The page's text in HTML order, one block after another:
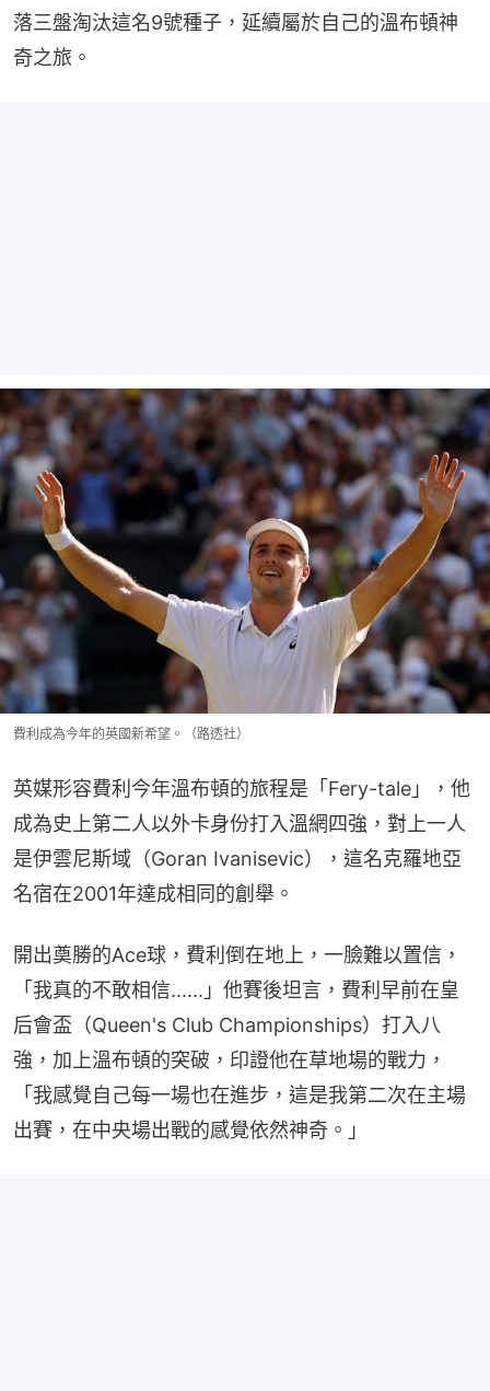
落三盤淘汰這名9號種子，延續屬於自己的溫布頓神
奇之旅。
費利成為今年的英國新希望。（路透社）
英媒形容費利今年溫布頓的旅程是「Fery-tale」，他
成為史上第二人以外卡身份打入溫網四強，對上一人
是伊雲尼斯域（Goran Ivanisevic），這名克羅地亞
名宿在2001年達成相同的創舉。
開出奠勝的Ace球，費利倒在地上，一臉難以置信，
「我真的不敢相信......」他賽後坦言，費利早前在皇
后會盃（Queen's Club Championships）打入八
強，加上溫布頓的突破，印證他在草地場的戰力，
「我感覺自己每一場也在進步，這是我第二次在主場
出賽，在中央場出戰的感覺依然神奇。」